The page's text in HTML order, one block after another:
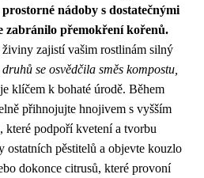
nádoby s dostatečnými
zabránilo přemokření kořenů.
zajistí vašim rostlinám silný
se osvědčila směs kompostu,
klíčem k bohaté úrodě. Během
přihnojujte hnojivem s vyšším
které podpoří kvetení a tvorbu
ostatních pěstitelů a objevte kouzlo
dokonce citrusů, které provoní